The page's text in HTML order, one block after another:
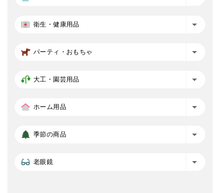
衛生・健康用品
パーティ・おもちゃ
大工・園芸用品
ホーム用品
季節の商品
老眼鏡